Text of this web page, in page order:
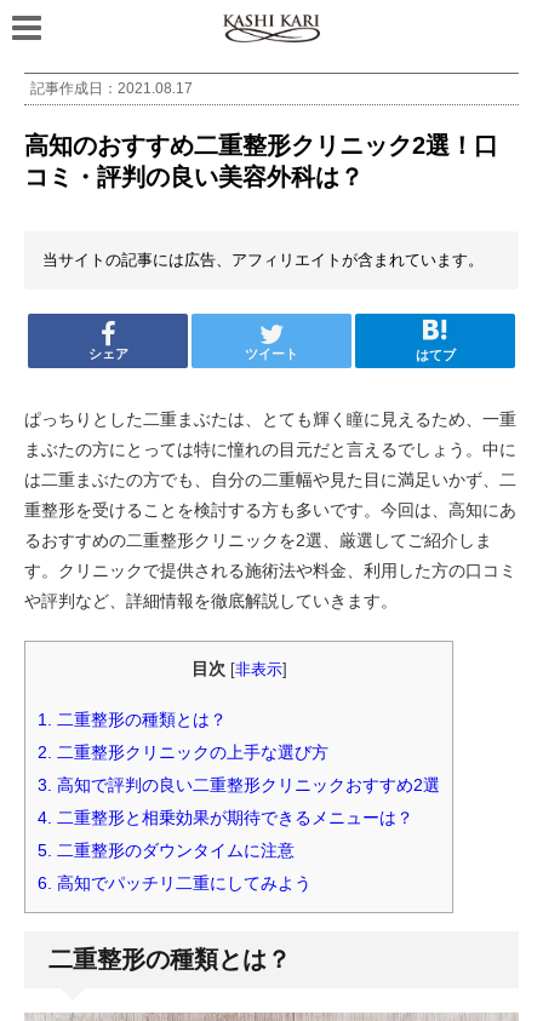
記事作成日： 2021.08.17
高知のおすすめ二重整形クリニック2選！口
コミ・評判の良い美容外科は？
当サイトの記事には広告、アフィリエイトが含まれています。
シェア ツイート はてブ
ぱっちりとした二重まぶたは、とても輝く瞳に見えるため、一重
まぶたの方にとっては特に憧れの目元だと言えるでしょう。中に
は二重まぶたの方でも、自分の二重幅や見た目に満足いかず、二
重整形を受けることを検討する方も多いです。今回は、高知にあ
るおすすめの二重整形クリニックを2選、厳選してご紹介しま
す。クリニックで提供される施術法や料金、利用した方の口コミ
や評判など、詳細情報を徹底解説していきます。
目次 非表示]
1. 二重整形の種類とは？
2. 二重整形クリニックの上手な選び方
3. 高知で評判の良い二重整形クリニックおすすめ2選
4. 二重整形と相乗効果が期待できるメニューは？
5. 二重整形のダウンタイムに注意
6. 高知でパッチリ二重にしてみよう
二重整形の種類とは？